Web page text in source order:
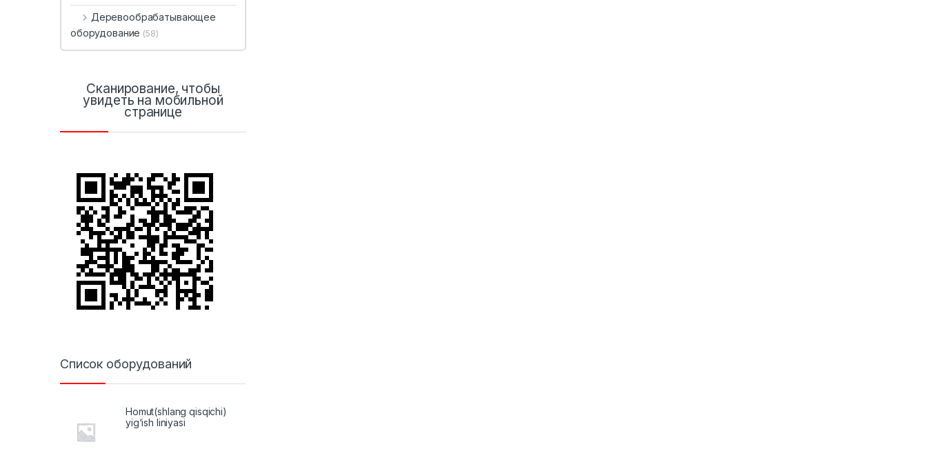
Деревообрабатывающее
оборудование (58)
Сканирование, чтобы
увидеть на мобильной
странице
Список оборудований
Homut(shlang qisqichi)
yig‘ish liniyasi